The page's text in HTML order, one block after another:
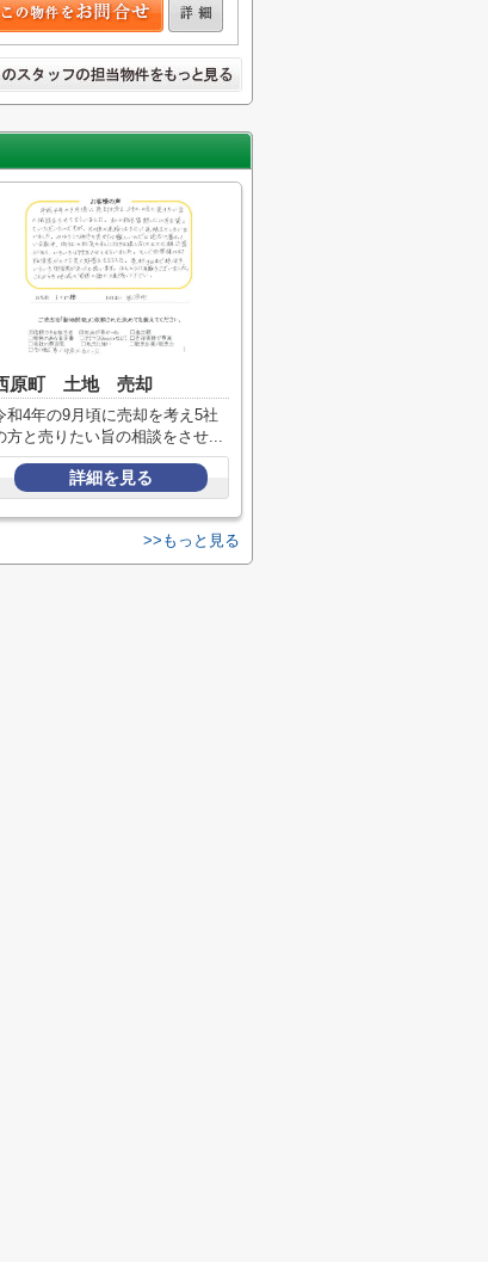
原町 土地 売却
和4年の9月頃に売却を考え5社
方と売りたい旨の相談をさせ...
詳細を見る
>>もっと見る